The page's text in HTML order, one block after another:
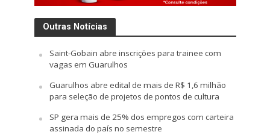
Outras Notícias
Saint-Gobain abre inscrições para trainee com
vagas em Guarulhos
Guarulhos abre edital de mais de R$ 1,6 milhão
para seleção de projetos de pontos de cultura
SP gera mais de 25% dos empregos com carteira
assinada do país no semestre